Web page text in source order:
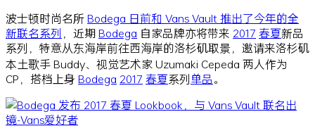
波士顿时尚名所Bodega 日前和 Vans Vault 推出了今年的全
新联名系列 ，近期Bodega 自家品牌亦将带来 2017 春夏新品
系列，特意从东海岸前往西海岸的洛杉矶取景，邀请来洛杉矶
本土歌手 Buddy、视觉艺术家 Uzumaki Cepeda 两人作为
CP，搭档上身 Bodega 2017 春夏系列单品。